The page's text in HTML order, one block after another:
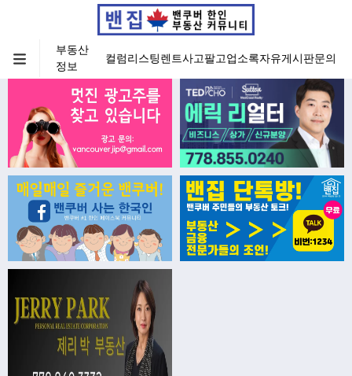
부동산
정보
컬럼리스팅렌트사고팔고업소록자유게시판문의